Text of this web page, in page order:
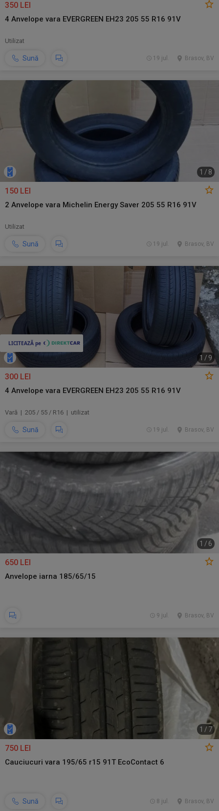
350 LEI
4 Anvelope vara EVERGREEN EH23 205 55 R16 91V
Utilizat
Sună Brasov, BV
19 jul.
1 / 8
150 LEI
2 Anvelope vara Michelin Energy Saver 205 55 R16 91V
Utilizat
Sună Brasov, BV
19 jul.
1 / 9
300 LEI
4 Anvelope vara EVERGREEN EH23 205 55 R16 91V
Vară | 205 / 55 / R16 | utilizat
Sună Brasov, BV
19 jul.
1 / 6
650 LEI
Anvelope iarna 185/65/15
Brasov, BV
9 jul.
1 / 7
750 LEI
Cauciucuri vara 195/65 r15 91T EcoContact 6
Sună Brasov, BV
8 jul.